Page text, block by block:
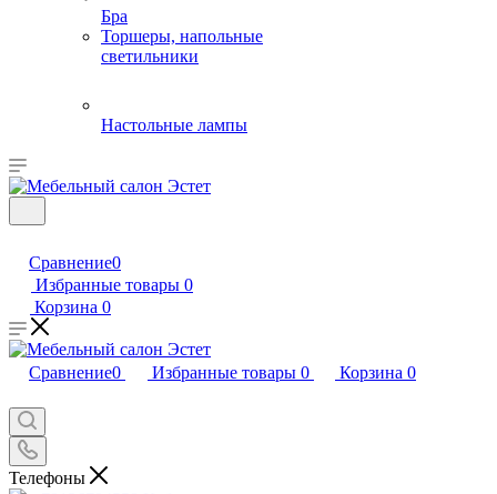
Бра
Торшеры, напольные
светильники
Настольные лампы
Сравнение0
Избранные товары 0
Корзина 0
Сравнение0 Избранные товары 0 Корзина 0
Телефоны